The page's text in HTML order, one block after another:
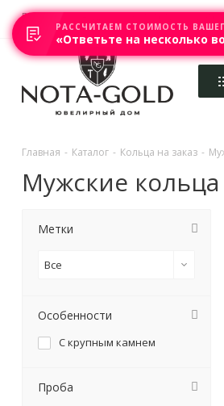
Главная Акции Каталоги
Главная - Каталог - Кольца на заказ -
Мужские
Метки
Все
Особенности
С крупным камнем
Проба
РАССЧИТАЕМ СТОИМОСТЬ
«Ответьте на несколько